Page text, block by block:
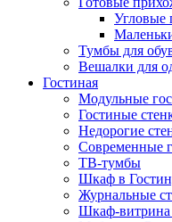
Угловые
Тумбы для
Вешалки для
Гостиная
Модульные
Гостиные
Недорогие
Современные
ТВ-тумбы
Шкаф в
Журнальные
Шкаф-витрина